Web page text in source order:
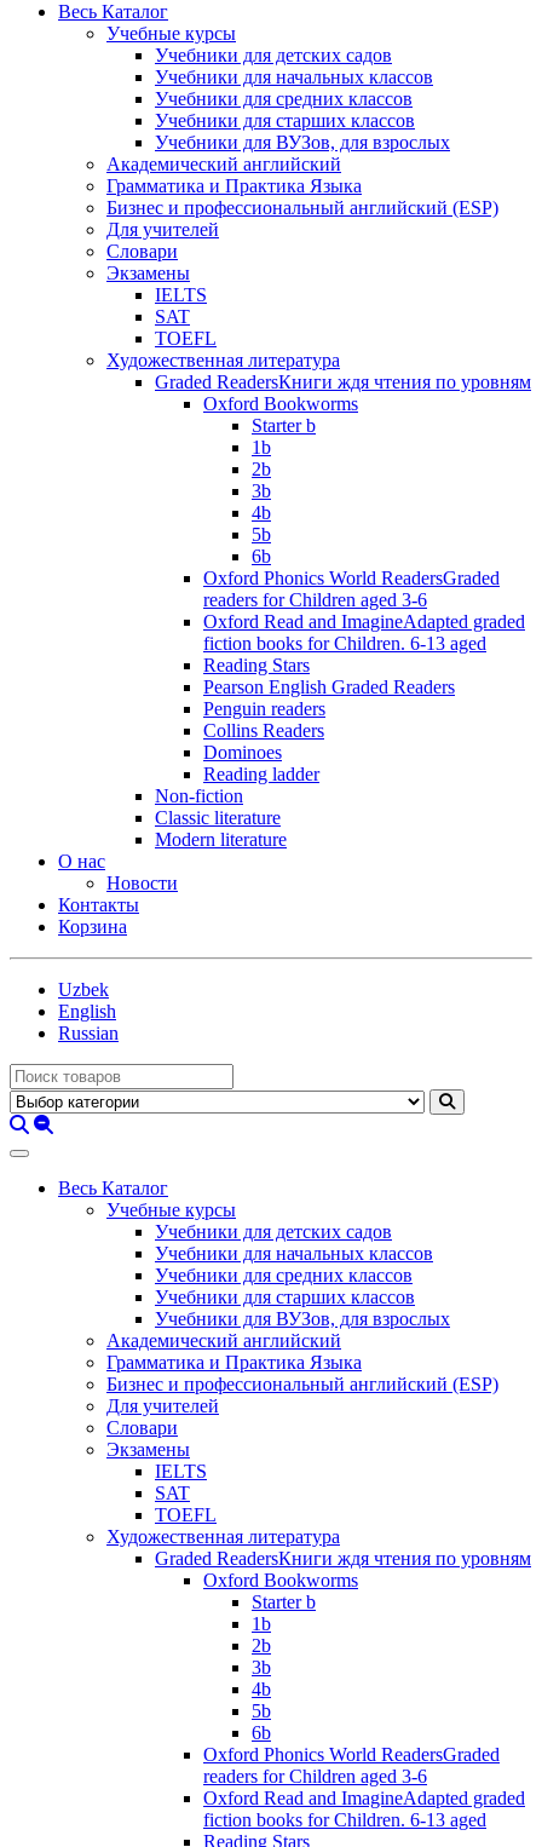
Весь Каталог
Учебные курсы
Учебники для детских садов
Учебники для начальных классов
Учебники для средних классов
Учебники для старших классов
Учебники для ВУЗов, для взрослых
Академический английский
Грамматика и Практика Языка
Бизнес и профессиональный английский (ESP)
Для учителей
Словари
Экзамены
IELTS
SAT
TOEFL
Художественная литература
Graded ReadersКниги ждя чтения по уровням
Oxford Bookworms
Starter b
1b
2b
3b
4b
5b
6b
Oxford Phonics World ReadersGraded
readers for Children aged 3-6
Oxford Read and ImagineAdapted graded
fiction books for Children. 6-13 aged
Reading Stars
Pearson English Graded Readers
Penguin readers
Collins Readers
Dominoes
Reading ladder
Non-fiction
Classic literature
Modern literature
О нас
Новости
Контакты
Корзина
Uzbek
English
Russian
Весь Каталог
Учебные курсы
Учебники для детских садов
Учебники для начальных классов
Учебники для средних классов
Учебники для старших классов
Учебники для ВУЗов, для взрослых
Академический английский
Грамматика и Практика Языка
Бизнес и профессиональный английский (ESP)
Для учителей
Словари
Экзамены
IELTS
SAT
TOEFL
Художественная литература
Graded ReadersКниги ждя чтения по уровням
Oxford Bookworms
Starter b
1b
2b
3b
4b
5b
6b
Oxford Phonics World ReadersGraded
readers for Children aged 3-6
Oxford Read and ImagineAdapted graded
fiction books for Children. 6-13 aged
Reading Stars